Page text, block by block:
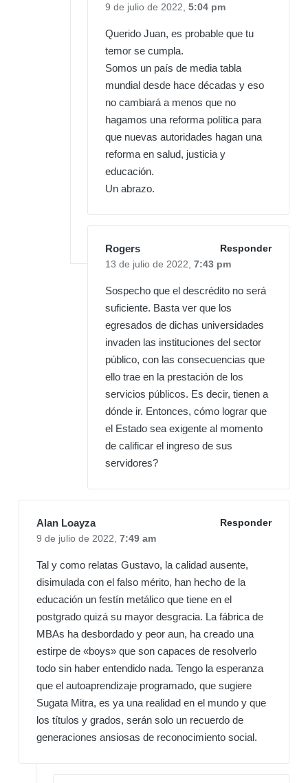
9 de julio de 2022, 5:04 pm
Querido Juan, es probable que tu
temor se cumpla.
Somos un país de media tabla
mundial desde hace décadas y eso
no cambiará a menos que no
hagamos una reforma política para
que nuevas autoridades hagan una
reforma en salud, justicia y
educación.
Un abrazo.
Rogers
Responder
13 de julio de 2022, 7:43 pm
Sospecho que el descrédito no será
suficiente. Basta ver que los
egresados de dichas universidades
invaden las instituciones del sector
público, con las consecuencias que
ello trae en la prestación de los
servicios públicos. Es decir, tienen a
dónde ir. Entonces, cómo lograr que
el Estado sea exigente al momento
de calificar el ingreso de sus
servidores?
Alan Loayza
Responder
9 de julio de 2022, 7:49 am
Tal y como relatas Gustavo, la calidad ausente,
disimulada con el falso mérito, han hecho de la
educación un festín metálico que tiene en el
postgrado quizá su mayor desgracia. La fábrica de
MBAs ha desbordado y peor aun, ha creado una
estirpe de «boys» que son capaces de resolverlo
todo sin haber entendido nada. Tengo la esperanza
que el autoaprendizaje programado, que sugiere
Sugata Mitra, es ya una realidad en el mundo y que
los títulos y grados, serán solo un recuerdo de
generaciones ansiosas de reconocimiento social.